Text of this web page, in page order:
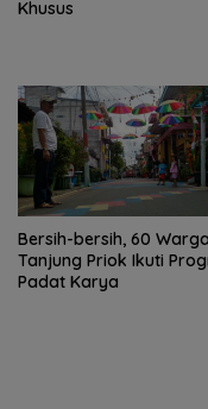
Khusus
Bersih-bersih, 60 Warga
Tanjung Priok Ikuti
Padat Karya